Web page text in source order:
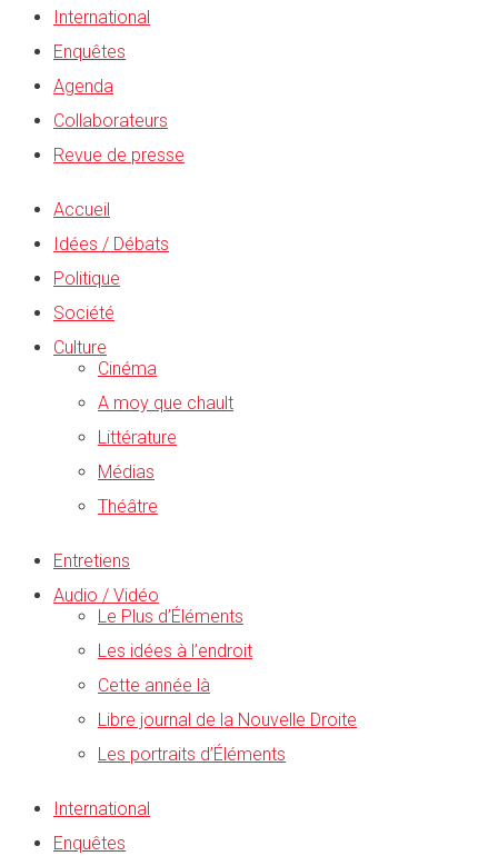
International
Enquêtes
Agenda
Collaborateurs
Revue de presse
Accueil
Idées / Débats
Politique
Société
Culture
Cinéma
A moy que chault
Littérature
Médias
Théâtre
Entretiens
Audio / Vidéo
Le Plus d’Éléments
Les idées à l’endroit
Cette année là
Libre journal de la Nouvelle Droite
Les portraits d’Éléments
International
Enquêtes